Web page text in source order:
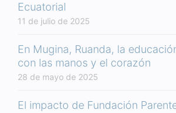
Ecuatorial
11 de julio de 2025
En Mugina, Ruanda, la
con las manos y el corazón
28 de mayo de 2025
El impacto de Fundación